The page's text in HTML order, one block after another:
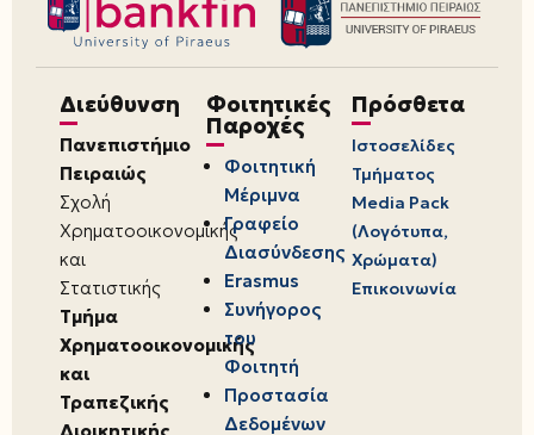
Διεύθυνση
Πανεπιστήμιο
Πειραιώς
Σχολή
Χρηματοοικονομικής
και
Στατιστικής
Τμήμα
Χρηματοοικονομικής
και
Τραπεζικής
Φοιτητικές
Παροχές
Φοιτητική
Μέριμνα
Γραφείο
Διασύνδεσης
Erasmus
Συνήγορος
του
Φοιτητή
Προστασία
Δεδομένων
Πρόσθετα
Ιστοσελίδες
Τμήματος
Media Pack
(Λογότυπα,
Χρώματα)
Επικοινωνία